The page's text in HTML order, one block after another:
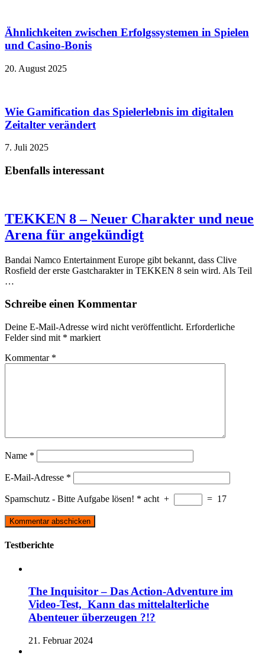
Ähnlichkeiten zwischen Erfolgssystemen in Spielen
und Casino‑Bonis
20. August 2025
Wie Gamification das Spielerlebnis im digitalen
Zeitalter verändert
7. Juli 2025
Ebenfalls interessant
TEKKEN 8 – Neuer Charakter und neue
Arena für angekündigt
Bandai Namco Entertainment Europe gibt bekannt, dass Clive
Rosfield der erste Gastcharakter in TEKKEN 8 sein wird. Als Teil
…
Schreibe einen Kommentar
Deine E-Mail-Adresse wird nicht veröffentlicht. Erforderliche
Felder sind mit * markiert
Kommentar *
Name *
E-Mail-Adresse *
Spamschutz - Bitte Aufgabe lösen! * acht + = 17
Testberichte
The Inquisitor – Das Action-Adventure im
Video-Test, Kann das mittelalterliche
Abenteuer überzeugen ?!?
21. Februar 2024